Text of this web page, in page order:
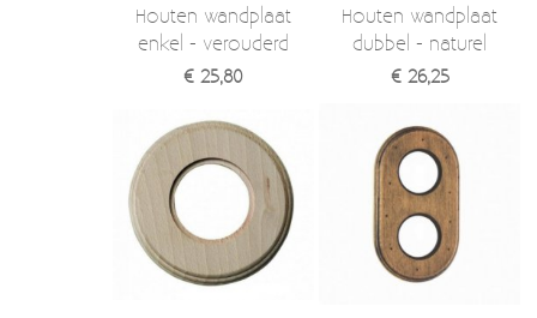
Bellen en belknoppen
Voorraadbakjes
Kastinrichting
Badkamer
Keuken accessoires
Houten wandplaat
enkel - verouderd
€ 25,80
Houten wandplaat
dubbel - naturel
€ 26,25